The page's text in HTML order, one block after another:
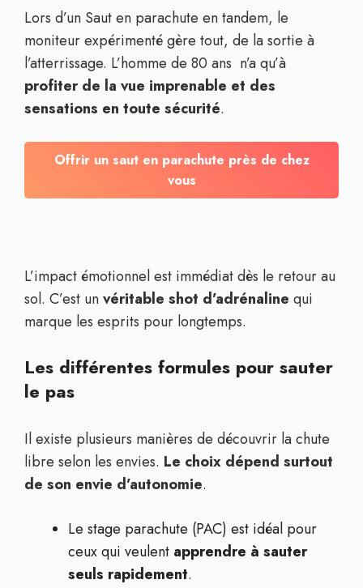
Lors d’un Saut en parachute en tandem, le
moniteur expérimenté gère tout, de la sortie à
l’atterrissage. L’homme de 80 ans n’a qu’à
profiter de la vue imprenable et des
sensations en toute sécurité.
Offrir un saut en parachute près de chez
vous
L’impact émotionnel est immédiat dès le retour au
sol. C’est unvéritable shot d’adrénaline qui
marque les esprits pour longtemps.
Les différentes formules pour sauter
le pas
Il existe plusieurs manières de découvrir la chute
libre selon les envies. Le choix dépend surtout
de son envie d’autonomie.
Le stage parachute (PAC) est idéal pour
ceux qui veulent apprendre à sauter
seuls rapidement.